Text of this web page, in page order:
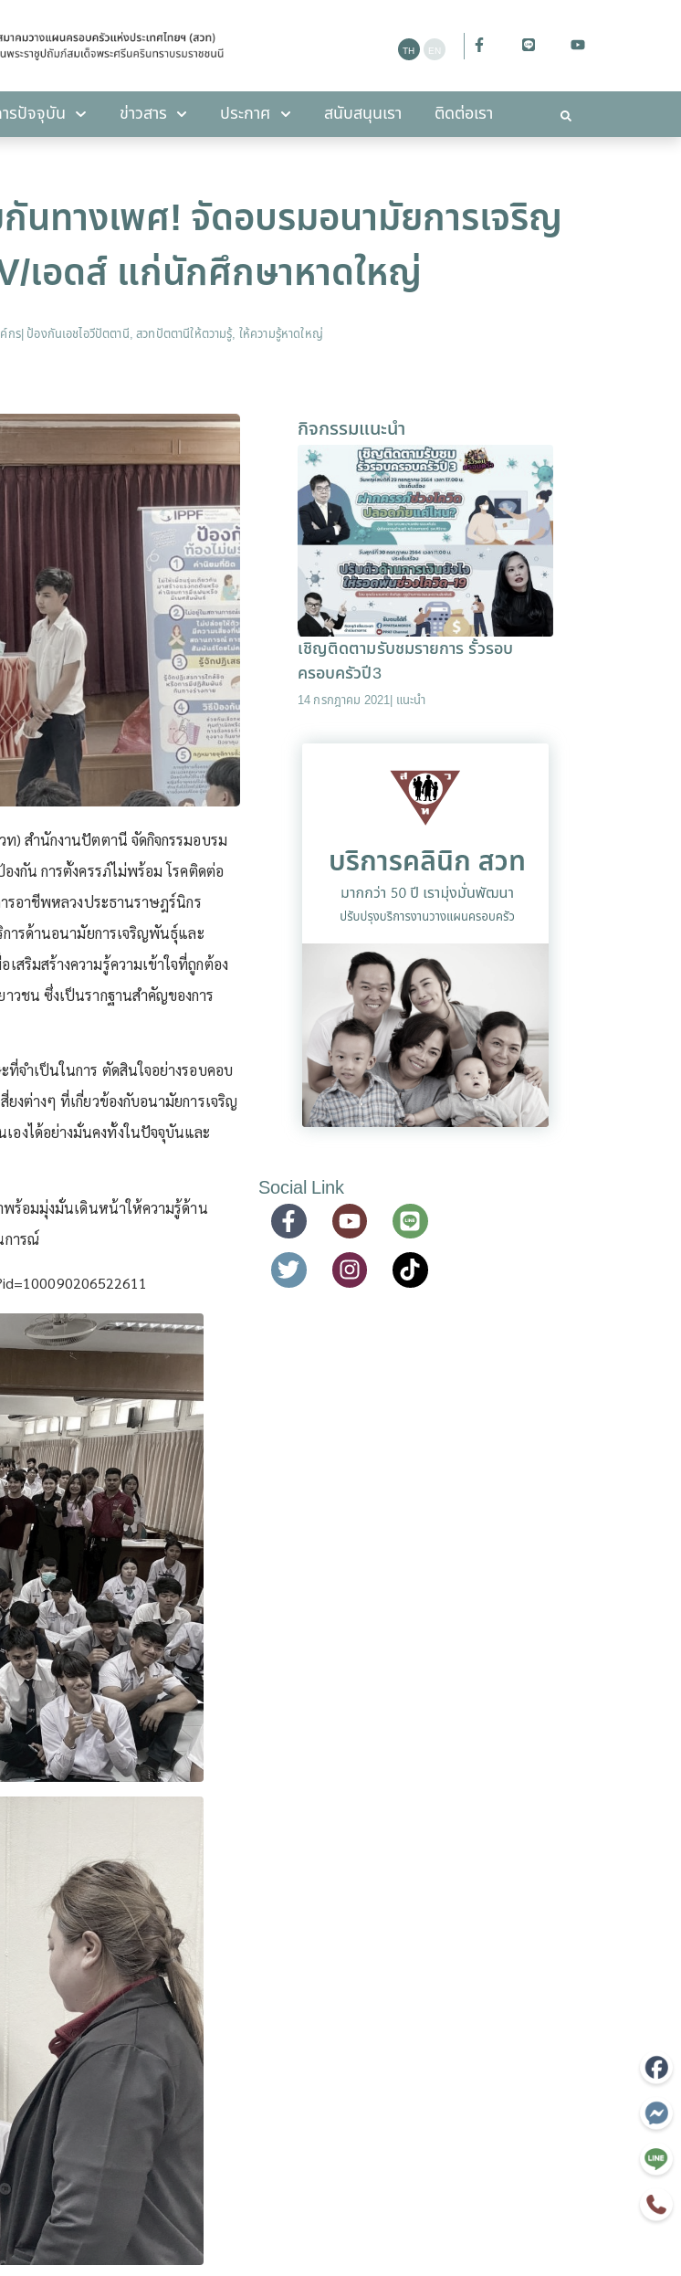
รปัจจุบัน ข่าวสาร ประกาศ สนับสนุนเรา ติดต่อเรา
โครงการปัจจุบัน สนับสนุนเรา
นทางเพศ! จัดอบรมอนามัยการเจริญ
เอดส์ แก่นักศึกษาหาดใหญ่
กร| ป้องกันเอชไอวีปัตตานี,สวทปัตตานีให้ตวามรู้, ให้ความรู้หาดใหญ่
) สำนักงานปัตตานี จัดกิจกรรมอบรม
งกัน การตั้งครรภ์ไม่พร้อม โรคติดต่อ
รอาชีพหลวงประธานราษฎร์นิกร
การด้านอนามัยการเจริญพันธุ์และ
สริมสร้างความรู้ความเข้าใจที่ถูกต้อง
วชน ซึ่งเป็นรากฐานสำคัญของการ
ที่จำเป็นในการ ตัดสินใจอย่างรอบคอบ
งต่างๆ ที่เกี่ยวข้องกับอนามัยการเจริญ
งได้อย่างมั่นคงทั้งในปัจจุบันและ
พร้อมมุ่งมั่นเดินหน้าให้ความรู้ด้าน
การณ์
กิจกรรมแนะนำ
เชิญติดตามรับชมรายการ รั้วรอบ
ครอบครัวปี3
14 กรกฎาคม 2021| แนะนำ
Social Link